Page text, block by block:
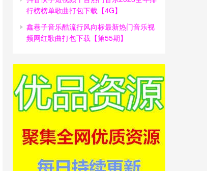
行榜榜单歌曲打包下载【4G】
鑫巷子音乐酷流行风向标最新热门音乐视
频网红歌曲打包下载【第55期】